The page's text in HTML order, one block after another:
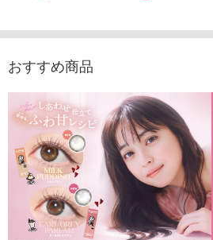
1,760円 1,815円
おすすめ商品